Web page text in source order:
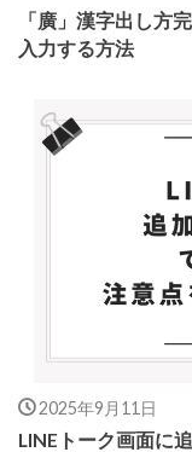
「廣」漢字出し方
入力する方法
2025年9月11日
LINEトーク画面に